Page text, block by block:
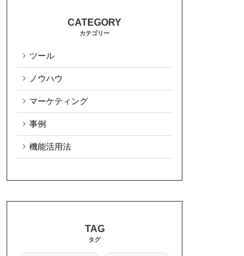
カテゴリー
ツール
ノウハウ
マーケティング
事例
機能活用法
タグ